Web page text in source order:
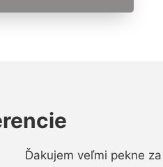
Ďakujem veľmi pekne